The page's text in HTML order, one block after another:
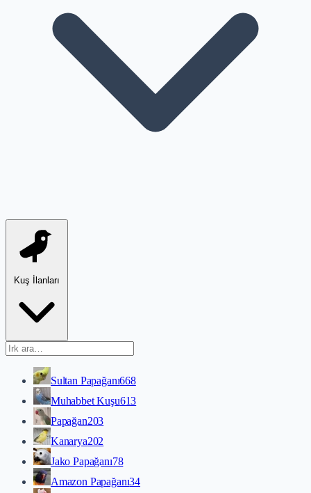
Kuş İlanları
Sultan Papağanı668
Muhabbet Kuşu613
Papağan203
Kanarya202
Jako Papağanı78
Amazon Papağanı34